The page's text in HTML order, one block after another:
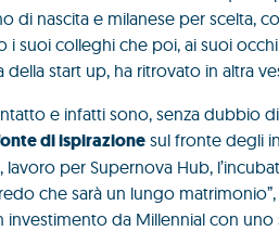
di nascita e milanese per scelta,
i suoi colleghi che poi, ai suoi
della start up, ha ritrovato in altra
e infatti sono, senza dubbio
di ispirazionesul fronte degli
per Supernova Hub,
che sarà un lungo
da Millennial con